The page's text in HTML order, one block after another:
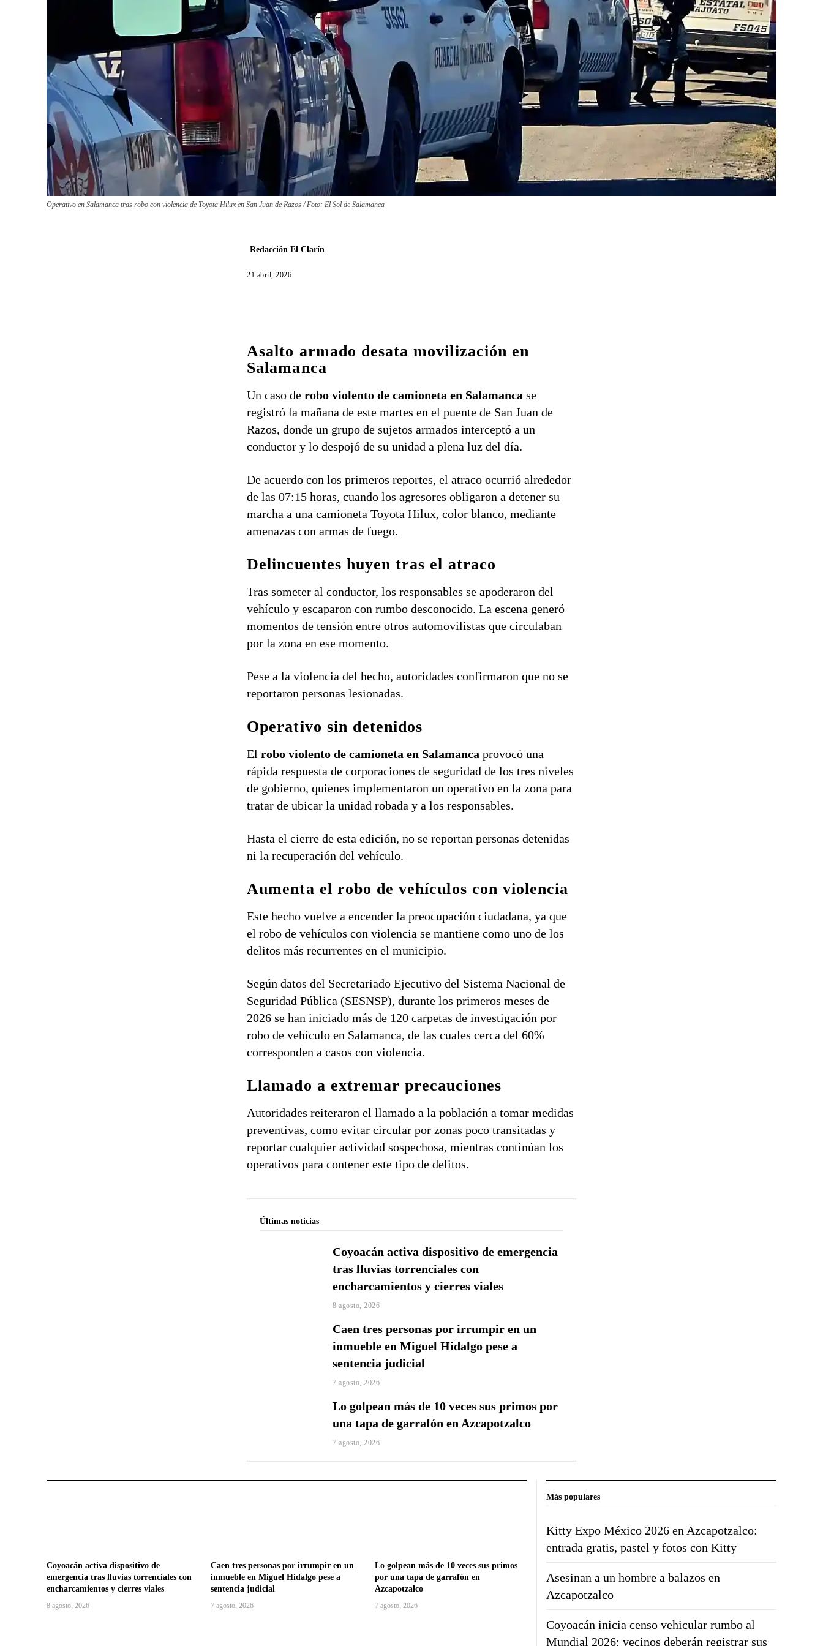
Operativo en Salamanca tras robo con violencia de Toyota Hilux en San Juan de Razos / Foto: El Sol de Salamanca
Redacción El Clarín
21 abril, 2026
Asalto armado desata movilización en
Salamanca
Un caso derobo violento de camioneta en Salamanca se
registró la mañana de este martes en el puente de San Juan de
Razos, donde un grupo de sujetos armados interceptó a un
conductor y lo despojó de su unidad a plena luz del día.
De acuerdo con los primeros reportes, el atraco ocurrió alrededor
de las 07:15 horas, cuando los agresores obligaron a detener su
marcha a una camioneta Toyota Hilux, color blanco, mediante
amenazas con armas de fuego.
Delincuentes huyen tras el atraco
Tras someter al conductor, los responsables se apoderaron del
vehículo y escaparon con rumbo desconocido. La escena generó
momentos de tensión entre otros automovilistas que circulaban
por la zona en ese momento.
Pese a la violencia del hecho, autoridades confirmaron que no se
reportaron personas lesionadas.
Operativo sin detenidos
Elrobo violento de camioneta en Salamanca provocó una
rápida respuesta de corporaciones de seguridad de los tres niveles
de gobierno, quienes implementaron un operativo en la zona para
tratar de ubicar la unidad robada y a los responsables.
Hasta el cierre de esta edición, no se reportan personas detenidas
ni la recuperación del vehículo.
Aumenta el robo de vehículos con violencia
Este hecho vuelve a encender la preocupación ciudadana, ya que
el robo de vehículos con violencia se mantiene como uno de los
delitos más recurrentes en el municipio.
Según datos del Secretariado Ejecutivo del Sistema Nacional de
Seguridad Pública (SESNSP), durante los primeros meses de
2026 se han iniciado más de 120 carpetas de investigación por
robo de vehículo en Salamanca, de las cuales cerca del 60%
corresponden a casos con violencia.
Llamado a extremar precauciones
Autoridades reiteraron el llamado a la población a tomar medidas
preventivas, como evitar circular por zonas poco transitadas y
reportar cualquier actividad sospechosa, mientras continúan los
operativos para contener este tipo de delitos.
Últimas noticias
Coyoacán activa dispositivo de emergencia
tras lluvias torrenciales con
encharcamientos y cierres viales
8 agosto, 2026
Caen tres personas por irrumpir en un
inmueble en Miguel Hidalgo pese a
sentencia judicial
7 agosto, 2026
Lo golpean más de 10 veces sus primos por
una tapa de garrafón en Azcapotzalco
7 agosto, 2026
Coyoacán activa dispositivo de
emergencia tras lluvias torrenciales con
encharcamientos y cierres viales
8 agosto, 2026
Caen tres personas por irrumpir en un
inmueble en Miguel Hidalgo pese a
sentencia judicial
7 agosto, 2026
Lo golpean más de 10 veces sus primos
por una tapa de garrafón en
Azcapotzalco
7 agosto, 2026
Más populares
Kitty Expo México 2026 en Azcapotzalco:
entrada gratis, pastel y fotos con Kitty
Asesinan a un hombre a balazos en
Azcapotzalco
Coyoacán inicia censo vehicular rumbo al
Mundial 2026; vecinos deberán registrar sus